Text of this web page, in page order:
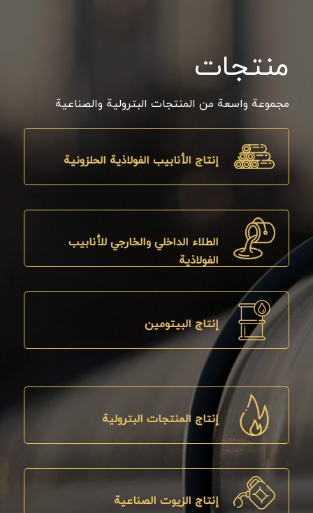
منتجات
مجموعة واسعة من المنتجات البترولية والصناعية
إنتاج الأنابيب الفولاذية الحلزونية
الطلاء الداخلي والخارجي للأنابيب
الفولاذية
إنتاج البيتومين
إنتاج المنتجات البترولية
إنتاج الزيوت الصناعية